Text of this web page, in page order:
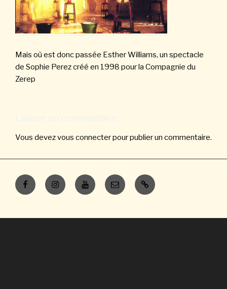
Mais où est donc passée Esther Williams, un spectacle
de Sophie Perez créé en 1998 pour la Compagnie du
Zerep
Vous devezvous connecterpour publier un commentaire.
FacebookInstagramYoutubeE-
mail
Contacts